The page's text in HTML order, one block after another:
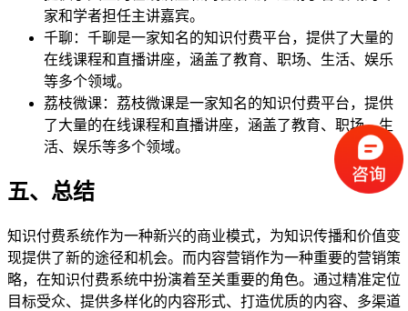
家和学者担任主讲嘉宾。
千聊：千聊是一家知名的知识付费平台，提供了大量的
在线课程和直播讲座，涵盖了教育、职场、生活、娱乐
等多个领域。
荔枝微课：荔枝微课是一家知名的知识付费平台，提供
了大量的在线课程和直播讲座，涵盖了教育、职场、生
活、娱乐等多个领域。
五、总结
知识付费系统作为一种新兴的商业模式，为知识传播和价值变
现提供了新的途径和机会。而内容营销作为一种重要的营销策
略，在知识付费系统中扮演着至关重要的角色。通过精准定位
目标受众、提供多样化的内容形式、打造优质的内容、多渠道